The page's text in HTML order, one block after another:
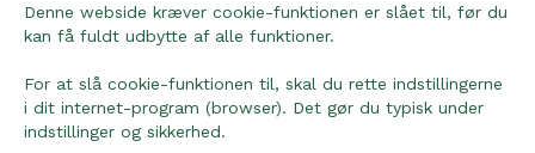
Denne webside kræver cookie-funktionen er slået til, før du
kan få fuldt udbytte af alle funktioner.
For at slå cookie-funktionen til, skal du rette indstillingerne
i dit internet-program (browser). Det gør du typisk under
indstillinger og sikkerhed.